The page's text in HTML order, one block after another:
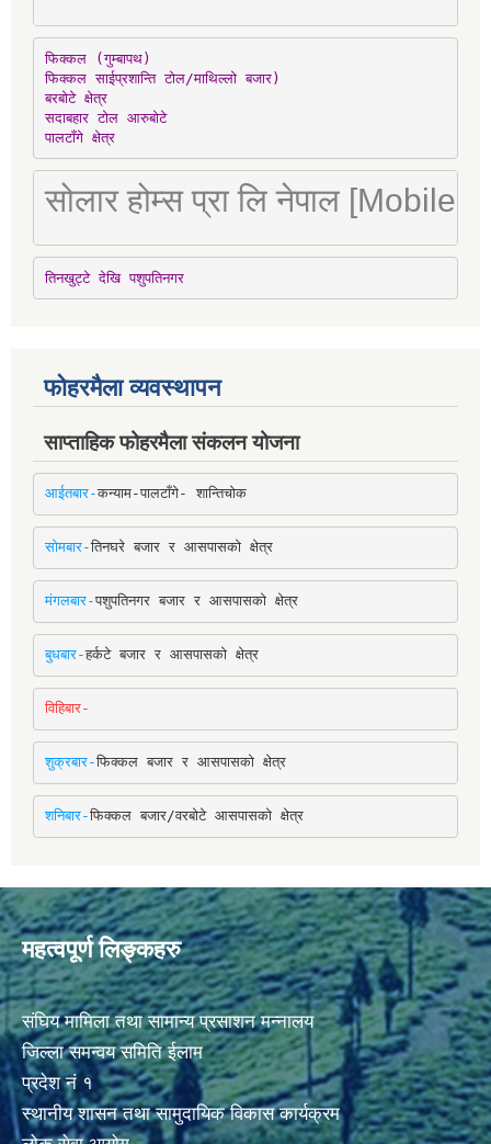
फिक्कल (गुम्बापथ)
फिक्कल साईप्रशान्ति टोल/माथिल्लो बजार)
बरबोटे क्षेत्र
सदाबहार टोल आरुबोटे
पालटाँगे क्षेत्र
सोलार होम्स प्रा लि नेपाल [Mobile
तिनखुट्टे देखि पशुपतिनगर
फोहरमैला व्यवस्थापन
साप्ताहिक फोहरमैला संकलन योजना
आईतबार-कन्याम-पालटाँगे- शान्तिचोक
सोमबार-तिनघरे बजार र आसपासको क्षेत्र
मंगलबार-पशुपतिनगर बजार र आसपासको क्षेत्र
बुधबार-हर्कटे बजार र आसपासको क्षेत्र
विहिबार-
शुक्रबार-फिक्कल बजार र आसपासको क्षेत्र
शनिबार-फिक्कल बजार/वरबोटे आसपासको क्षेत्र
महत्वपूर्ण लिङ्कहरु
संघिय मामिला तथा सामान्य प्रसाशन मन्नालय
जिल्ला समन्वय समिति ईलाम
प्रदेश नं १
स्थानीय शासन तथा सामुदायिक विकास कार्यक्रम